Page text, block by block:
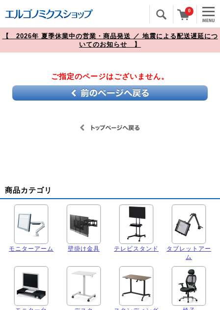
0
【 2026年 夏季休業中の営業・商品発送 ／ 地震による配送遅延につ
いてのお知らせ 】
ご指定のページはございません。
商品カテゴリ
モニターアーム 壁掛け金具 テレビスタンド
タブレットアー
ム